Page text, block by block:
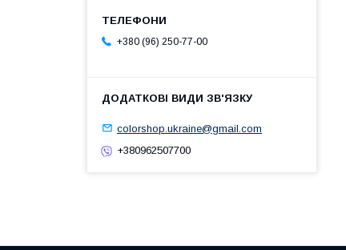
+380 (96) 250-77-00
colorshop.ukraine@gmail.com
+380962507700